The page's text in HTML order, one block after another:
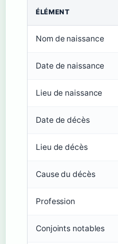
ÉLÉMENT
Nom de naissance
Date de naissance
Lieu de naissance
Date de décès
Lieu de décès
Cause du décès
Profession
Conjoints notables